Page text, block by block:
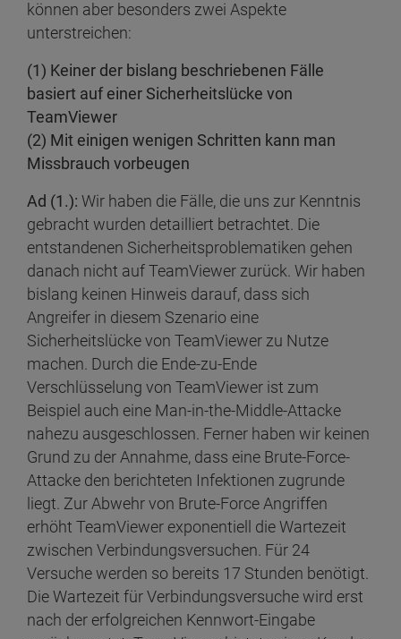
können aber besonders zwei Aspekte
unterstreichen:
(1) Keiner der bislang beschriebenen Fälle
basiert auf einer Sicherheitslücke von
TeamViewer
(2) Mit einigen wenigen Schritten kann man
Missbrauch vorbeugen
Ad (1.): Wir haben die Fälle, die uns zur Kenntnis
gebracht wurden detailliert betrachtet. Die
entstandenen Sicherheitsproblematiken gehen
danach nicht auf TeamViewer zurück. Wir haben
bislang keinen Hinweis darauf, dass sich
Angreifer in diesem Szenario eine
Sicherheitslücke von TeamViewer zu Nutze
machen. Durch die Ende-zu-Ende
Verschlüsselung von TeamViewer ist zum
Beispiel auch eine Man-in-the-Middle-Attacke
nahezu ausgeschlossen. Ferner haben wir keinen
Grund zu der Annahme, dass eine Brute-Force-
Attacke den berichteten Infektionen zugrunde
liegt. Zur Abwehr von Brute-Force Angriffen
erhöht TeamViewer exponentiell die Wartezeit
zwischen Verbindungsversuchen. Für 24
Versuche werden so bereits 17 Stunden benötigt.
Die Wartezeit für Verbindungsversuche wird erst
nach der erfolgreichen Kennwort-Eingabe